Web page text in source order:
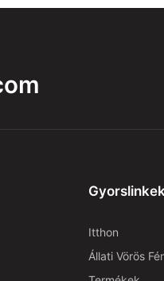
Gyorslinkek
Itthon
Állati Vörös